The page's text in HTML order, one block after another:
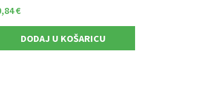
€
DODAJ U KOŠARICU